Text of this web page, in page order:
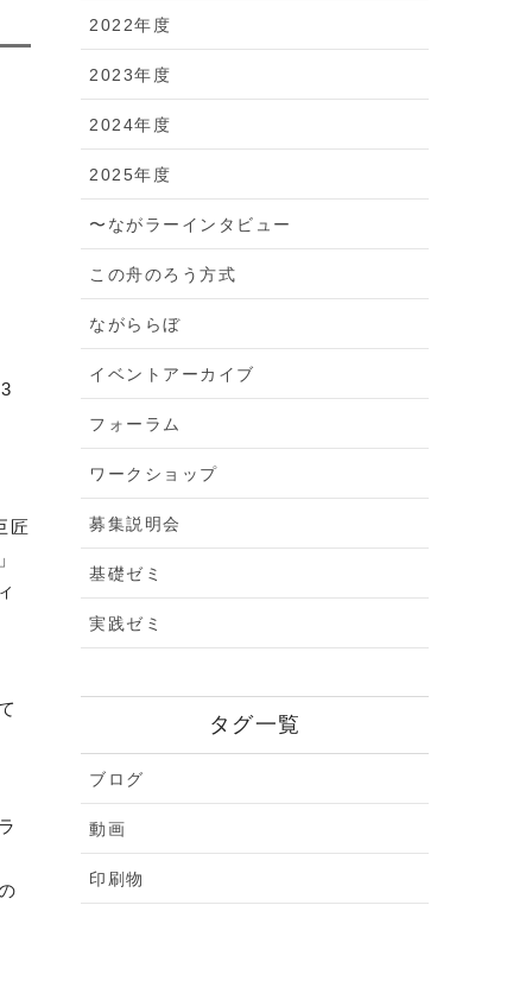
3
匠
2022年度
2023年度
2024年度
2025年度
〜ながラーインタビュー
この舟のろう方式
ながららぼ
イベントアーカイブ
フォーラム
ワークショップ
募集説明会
基礎ゼミ
実践ゼミ
タグ一覧
ブログ
動画
印刷物